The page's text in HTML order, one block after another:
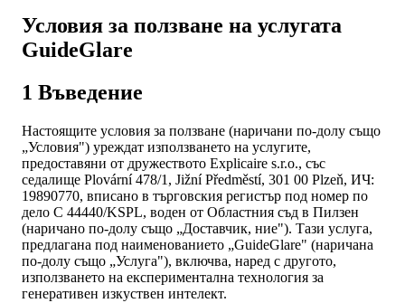
Условия за ползване на услугата
GuideGlare
1 Въведение
Настоящите условия за ползване (наричани по-долу също
„Условия") уреждат използването на услугите,
предоставяни от дружеството Explicaire s.r.o., със
седалище Plovární 478/1, Jižní Předměstí, 301 00 Plzeň, ИЧ:
19890770, вписано в търговския регистър под номер по
дело C 44440/KSPL, воден от Областния съд в Пилзен
(наричано по-долу също „Доставчик, ние"). Тази услуга,
предлагана под наименованието „GuideGlare" (наричана
по-долу също „Услуга"), включва, наред с другото,
използването на експериментална технология за
генеративен изкуствен интелект.